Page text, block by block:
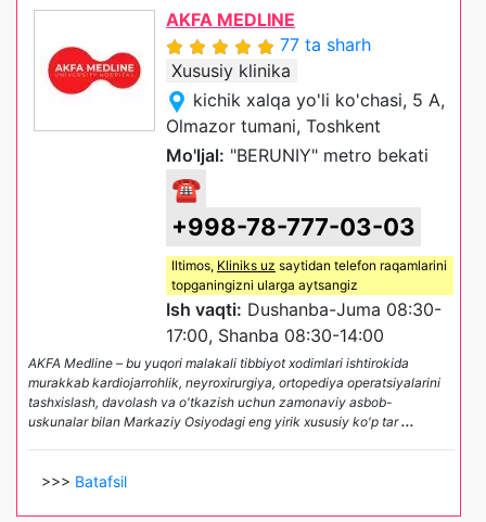
AKFA MEDLINE
77 ta sharh
Xususiy klinika
kichik xalqa yo'li ko'chasi, 5 A,
Olmazor tumani, Toshkent
Mo'ljal: "BERUNIY" metro bekati
☎
+998-78-777-03-03
Iltimos, Kliniks uz saytidan telefon raqamlarini
topganingizni ularga aytsangiz
Ish vaqti: Dushanba-Juma 08:30-
17:00, Shanba 08:30-14:00
AKFA Medline – bu yuqori malakali tibbiyot xodimlari ishtirokida
murakkab kardiojarrohlik, neyroxirurgiya, ortopediya operatsiyalarini
tashxislash, davolash va o'tkazish uchun zamonaviy asbob-
uskunalar bilan Markaziy Osiyodagi eng yirik xususiy ko'p tar...
>>> Batafsil